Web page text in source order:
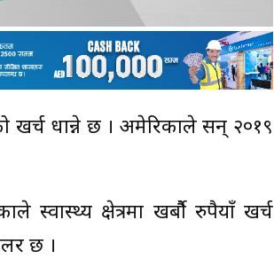
खर्च धान्ने छ । अमेरिकाले सन् २०१९
स्वास्थ्य क्षेत्रमा खर्बौै रुपैयाँ खर्च
छ ।